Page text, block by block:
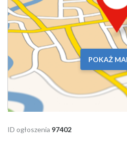
POKAŻ
ID ogłoszenia 97402